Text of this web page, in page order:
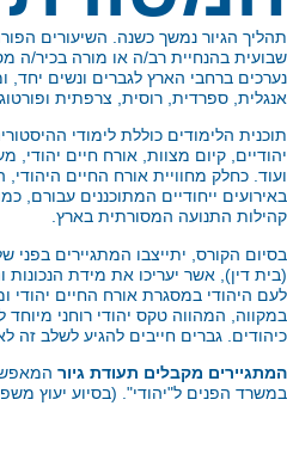
הגיור נמשך כשנה. השיעורים
בהנחיית רב/ה או מורה בכיר/ה
ברחבי הארץ לגברים ונשים יחד,
ספרדית, רוסית, צרפתית
הלימודים כוללת לימודי
קיום מצוות, אורח חיים יהודי,
כחלק מחוויית אורח החיים היהודי,
ייחודיים המתוכננים עבורם,
התנועה המסורתית בארץ.
הקורס, יתייצבו המתגיירים בפני
דין), אשר יעריכו את מידת הנכונות
היהודי במסגרת אורח החיים יהודי
המהווה טקס יהודי רוחני
גברים חייבים להגיע לשלב זה
מקבלים תעודת גיור
הפנים ל"יהודי". (בסיוע יעוץ